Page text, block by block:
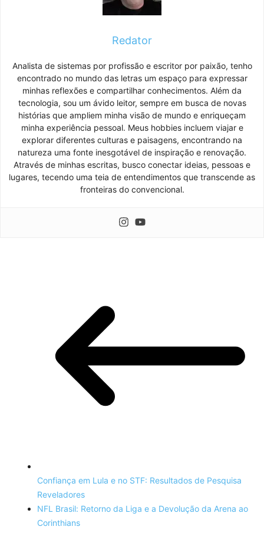
Redator
Analista de sistemas por profissão e escritor por paixão, tenho
encontrado no mundo das letras um espaço para expressar
minhas reflexões e compartilhar conhecimentos. Além da
tecnologia, sou um ávido leitor, sempre em busca de novas
histórias que ampliem minha visão de mundo e enriqueçam
minha experiência pessoal. Meus hobbies incluem viajar e
explorar diferentes culturas e paisagens, encontrando na
natureza uma fonte inesgotável de inspiração e renovação.
Através de minhas escritas, busco conectar ideias, pessoas e
lugares, tecendo uma teia de entendimentos que transcende as
fronteiras do convencional.
Confiança em Lula e no STF: Resultados de Pesquisa
Reveladores
NFL Brasil: Retorno da Liga e a Devolução da Arena ao
Corinthians